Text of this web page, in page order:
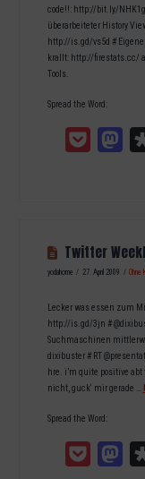
code!!: http://bit.ly/
überarbeiteter History
http://is.gd/vs5d #
krallt: http://firestats.cc/
Tools.
Spread the Word:
Pocket
Twitter
yodahome 27. April 2009 Ohne
Lecker was essen zum
http://is.gd/3jn #
Suchmaschinen
dixibuster # RT
hre. i’m quite positive
nicht, guck‘ mir gerade …
Spread the Word:
Pocket